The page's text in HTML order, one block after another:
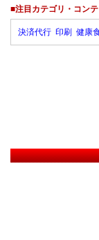
■注目カテゴリ・コン
決済代行 印刷 健康